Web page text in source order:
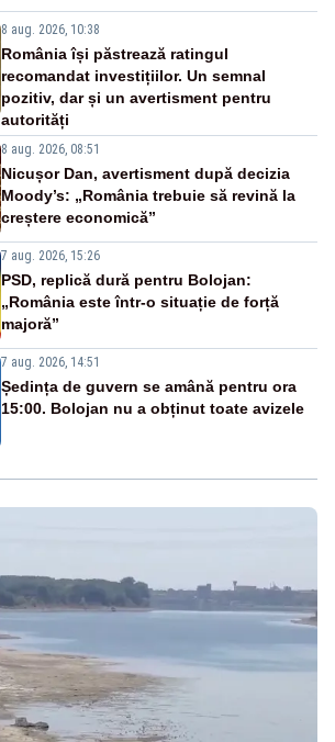
8 aug. 2026, 10:38
România își păstrează ratingul
recomandat investițiilor. Un semnal
pozitiv, dar și un avertisment pentru
autorități
8 aug. 2026, 08:51
Nicușor Dan, avertisment după decizia
Moody’s: „România trebuie să revină la
creștere economică”
7 aug. 2026, 15:26
PSD, replică dură pentru Bolojan:
„România este într-o situație de forță
majoră”
7 aug. 2026, 14:51
Ședința de guvern se amână pentru ora
15:00. Bolojan nu a obținut toate avizele